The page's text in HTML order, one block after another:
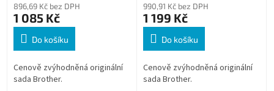
896,69 Kč bez DPH
1 085 Kč
Do košíku
Cenově zvýhodněná originální
sada Brother.
990,91 Kč bez DPH
1 199 Kč
Do košíku
Cenově zvýhodněná originální
sada Brother.